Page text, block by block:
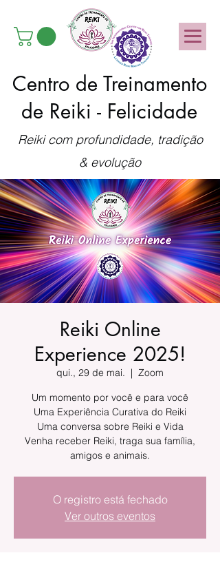
Centro de Treinamento
de Reiki - Felicidade
Reiki com profundidade, tradição
& evolução
Reiki Online
Experience 2025!
qui., 29 de mai.
  |
Zoom
Um momento por você e para você
Uma Experiência Curativa do Reiki
Uma conversa sobre Reiki e Vida
Venha receber Reiki, traga sua família,
amigos e animais.
O registro está fechado
Ver outros eventos